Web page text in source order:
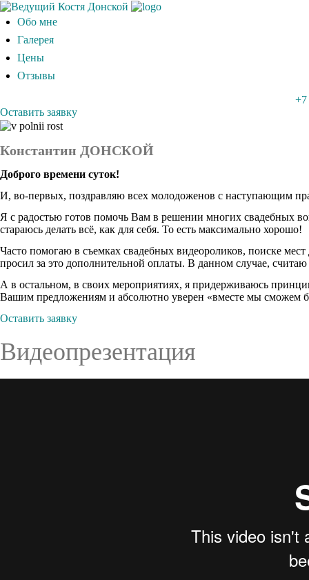
Обо мне
Галерея
Цены
Отзывы
+7
Оставить заявку
Константин ДОНСКОЙ
Доброго времени суток!
И, во-первых, поздравляю всех молодоженов с наступающим
Я с радостью готов помочь Вам в решении многих свадебных
стараюсь делать всё, как для себя. То есть максимально хорошо!
Часто помогаю в съемках свадебных видеороликов, поиске
просил за это дополнительной оплаты. В данном случае,
А в остальном, в своих мероприятиях, я придерживаюсь
Вашим предложениям и абсолютно уверен «вместе мы сможем
Оставить заявку
Видеопрезентация